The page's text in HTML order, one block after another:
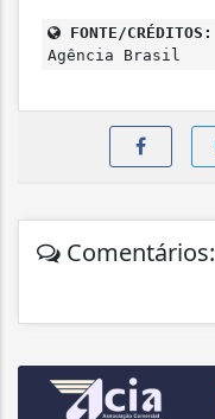
FONTE/CRÉDITOS:
Agência Brasil
Comentários: